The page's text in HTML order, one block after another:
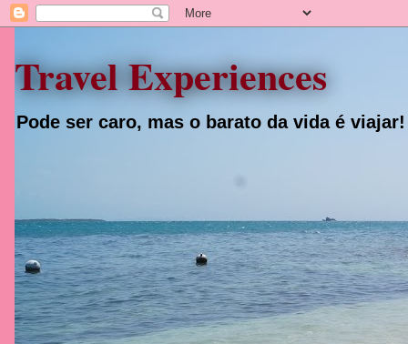
Travel Experiences
Pode ser caro, mas o barato da vida é viajar!